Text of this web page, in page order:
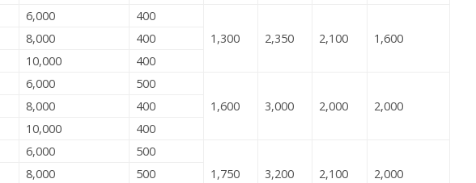
6,000
400
1,300
2,350 2,100 1,600
8,000
400
10,000
400
6,000
500
1,600
3,000 2,000 2,000
8,000
400
10,000
400
6,000
500
1,750
3,200 2,100 2,000
8,000
500